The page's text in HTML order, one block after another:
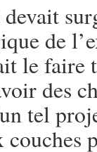
de
le
des
tel